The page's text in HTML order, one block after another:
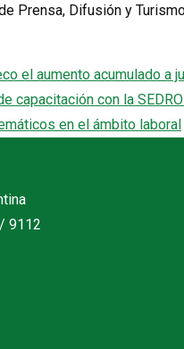
Prensa, Difusión y
el aumento acumulado a
capacitación con la
en el ámbito laboral
9112